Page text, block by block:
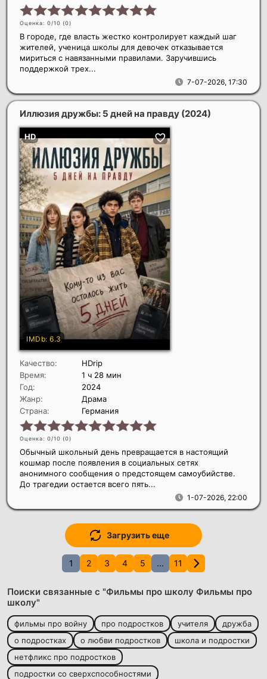
Оценка: 0/10 (0)
7-07-2026, 17:30
В городе, где власть жестко контролирует каждый шаг
жителей, ученица школы для девочек отказывается
мириться с навязанными правилами. Заручившись
поддержкой трех...
Иллюзия дружбы: 5 дней на правду (2024)
Качество:
HDrip
Время:
1 ч 28 мин
Год:
2024
Жанр:
Драма
Страна:
Германия
Оценка: 0/10 (0)
1-07-2026, 22:00
Обычный школьный день превращается в настоящий
кошмар после появления в социальных сетях
анонимного сообщения о предстоящем самоубийстве.
До трагедии остается всего пять...
Загрузить еще
1 2 3 4 5 ... 11
Поиски связанные с "Фильмы про школу Фильмы про
школу"
фильмы про войну про подростков учителя
дружба
о подростках
о любви подростков
школа и подростки
нетфликс про подростков
подростки со сверхспособностями